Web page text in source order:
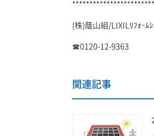
(株)蔭山組/LIXILﾘﾌｫｰﾑ
☎0120-12-9363
関連記事